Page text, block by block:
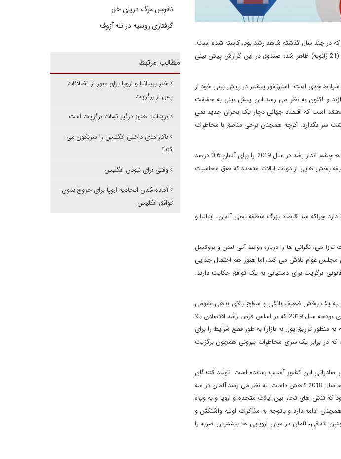
که در چند سال گذشته شاهد رشد بود، کاسته شده است.
یکی از جدیدترین این نشانه ها به صورت یک گزارش سه ماه منتشر شده توسط صندوق بین المللی پول (21 ژانویه) ظاهر شد؛ صندوق در این گزارش پیش بینی
نشان می دهد که شرایط جدی است. استرتفور پیشتر در پیش بینی خود از
می اندازند و اکنون به نظر می رسد این پیش بینی به حقیقت
است که اقتصاد جهانی دچار یک بحران جدید نمی
دارد، اما انتظار می رود اقتصاد جهانی سال 2019 را بدون فاجعه پشت سر بگذارد. اگرچه همچنان برخی مناطق با مخاطرات
به ویژه در اروپا، به روز رسانی پیش بینی صندوق حاکی از کاهش بیشتر از انتظار رشد بوده است. «آی ام اف» چشم انداز رشد در سال 2019 را برای آلمان 0.6 درصد
سابقه بخش هایی از دولت ایالات متحده که طبق محاسبات
چراکه سه اقتصاد بزرگ منطقه یعنی آلمان، ایتالیا و
می، نگرانی ها را درباره روابط آتی لندن و بروکسل
مجلس عوام تلاش می کند، اما هنوز هم احتمال جدایی
برگزیت برای دستیابی به یک توافق حکایت دارند.
به یک بخش ضعیف بانکی و سطح بالای بدهی عمومی
اشاره کرد. کاهش سرعت رشد اقتصادی دولت پوپولیستی نخست وزیر جوزپه کونته را برای مانور دادن روی بودجه سال 2019 که بر اساس فرض رشد اقتصادی بالا
تزریق پول به بازار) به طور قطع شرایط را برای
که در برابر یک سری مخاطرات بیرونی همچون برگزیت
این کشور آسیب رسانده است. تولید کنندگان
خودرو، هواپیما و دیگر کالاهای صنعتی به شدت تحت تاثیر قرار گرفته اند، زیرا سفارشات کارخانه در نیمه دوم سال 2018 کاهش داشت. به نظر می رسد آلمان در سه
که تنش های تجار بین ایالات متحده و اروپا و به ویژه
ادامه دارد و باتوجه به مذاکرات اولیه واشنگتن و
اتفاقی، آلمان در میان اروپایی ها بیشترین ضربه را
ناقوس مرگ دریای خزر
گرفتاری روسیه در تله آزوف
مطالب مرتبط
خیز بریتانیا و اروپا برای عبور از اختلافات
پس از برگزیت
بریتانیا، هنوز درگیر تبعات برگزیت است
ناکارامدی داخلی انگلیس را سرنگون می
کند؟
وقتی برای نبودن انگلیس
آماده شدن اتحادیه اروپا برای خروج بدون
توافق انگلیس